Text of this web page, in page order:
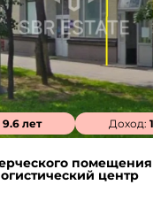
9.6 лет Доход:
помещения
центр